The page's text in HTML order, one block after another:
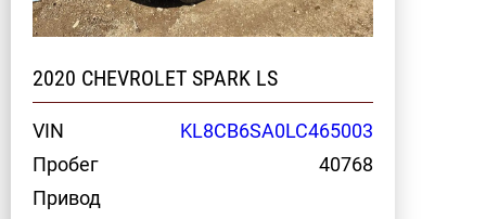
2020 CHEVROLET SPARK LS
VIN
KL8CB6SA0LC465003
Пробег
40768
Привод